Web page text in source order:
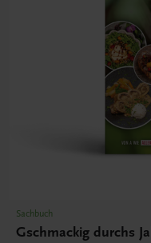
Sachbuch
Gschmackig durchs